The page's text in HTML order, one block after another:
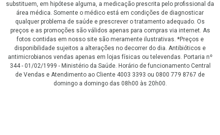
substituem, em hipótese alguma, a medicação prescrita pelo profissional da
área médica. Somente o médico está em condições de diagnosticar
qualquer problema de saúde e prescrever o tratamento adequado. Os
preços e as promoções são válidos apenas para compras via internet. As
fotos contidas em nosso site são meramente ilustrativas. *Preços e
disponibilidade sujeitos a alterações no decorrer do dia. Antibióticos e
antimicrobianos vendas apenas em lojas físicas ou televendas. Portaria nº
344 - 01/02/1999 - Ministério da Saúde. Horário de funcionamento Central
de Vendas e Atendimento ao Cliente 4003 3393 ou 0800 779 8767 de
domingo a domingo das 08h00 às 20h00.